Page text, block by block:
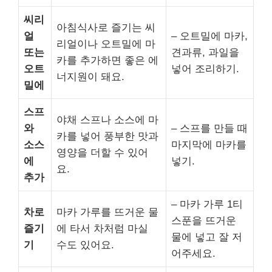
씨리
얼
또는
오트
밀에
아침식사로 즐기는 씨
리얼이나 오트밀에 마
카를 추가하면 좋은 에
너지원이 돼요.
– 오트밀에 마카,
견과류, 과일을
넣어 조리하기.
스프
와
소스
에
추가
야채 스프나 소스에 마
카를 넣어 풍부한 맛과
영양을 더할 수 있어
요.
– 스프를 만들 때
마지막에 마카를
넣기.
차로
즐기
기
마카 가루를 뜨거운 물
에 타서 차처럼 마실
수도 있어요.
– 마카 가루 1티
스푼을 뜨거운
물에 넣고 잘 저
어주세요.